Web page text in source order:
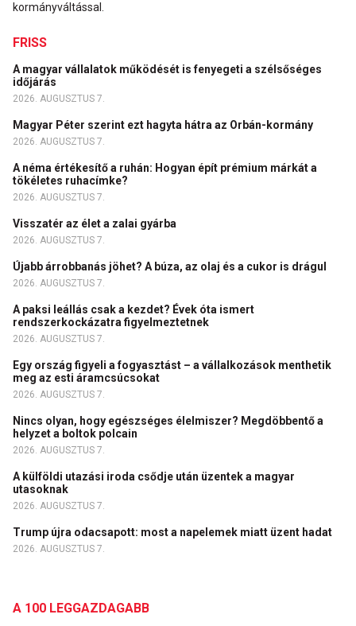
kormányváltással.
FRISS
A magyar vállalatok működését is fenyegeti a szélsőséges
időjárás
2026. AUGUSZTUS 7.
Magyar Péter szerint ezt hagyta hátra az Orbán-kormány
2026. AUGUSZTUS 7.
A néma értékesítő a ruhán: Hogyan épít prémium márkát a
tökéletes ruhacímke?
2026. AUGUSZTUS 7.
Visszatér az élet a zalai gyárba
2026. AUGUSZTUS 7.
Újabb árrobbanás jöhet? A búza, az olaj és a cukor is drágul
2026. AUGUSZTUS 7.
A paksi leállás csak a kezdet? Évek óta ismert
rendszerkockázatra figyelmeztetnek
2026. AUGUSZTUS 7.
Egy ország figyeli a fogyasztást – a vállalkozások menthetik
meg az esti áramcsúcsokat
2026. AUGUSZTUS 7.
Nincs olyan, hogy egészséges élelmiszer? Megdöbbentő a
helyzet a boltok polcain
2026. AUGUSZTUS 7.
A külföldi utazási iroda csődje után üzentek a magyar
utasoknak
2026. AUGUSZTUS 7.
Trump újra odacsapott: most a napelemek miatt üzent hadat
2026. AUGUSZTUS 7.
A 100 LEGGAZDAGABB